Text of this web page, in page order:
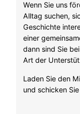
Wenn Sie uns
Alltag suchen,
Geschichte
einer
dann sind Sie
Art der
Laden Sie den
und schicken